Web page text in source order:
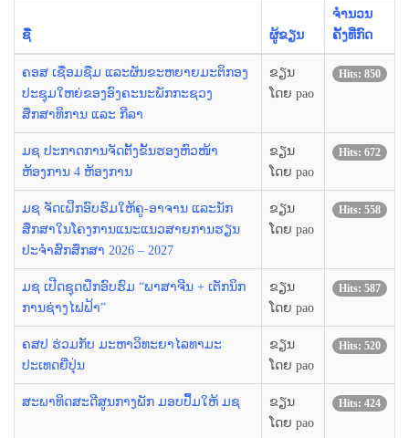
ຊື່ ຜູ້ຂຽນ
ຈຳນວນ
ຄັ້ງທີ່ກົດ
ຄອສ ເຊື່ອມຊືມ ແລະຜັນຂະຫຍາຍມະຕິກອງ
ປະຊຸມໃຫຍ່ຂອງອົງຄະນະພັກກະຊວງ
ສຶກສາທິການ ແລະ ກີລາ
ຂຽນ
ໂດຍ pao
Hits: 850
ມຊ ປະກາດການຈັດຕັ້ງຂັ້ນຮອງຫົວໜ້າ
ຫ້ອງການ 4 ຫ້ອງການ
ຂຽນ
ໂດຍ pao
Hits: 672
ມຊ ຈັດເຝິກອົບຮົມໃຫ້ຄູ-ອາຈານ ແລະນັກ
ສຶກສາໃນໂຄງການແນະແນວສາຍການຮຽນ
ປະຈຳສົກສຶກສາ 2026 – 2027
ຂຽນ
ໂດຍ pao
Hits: 558
ມຊ ເປີດຊຸດຝຶກອົບຮົມ “ພາສາຈີນ + ເຕັກນິກ
ການຊ່າງໄຟຟ້າ”
ຂຽນ
ໂດຍ pao
Hits: 587
ຄສປ ຮ່ວມກັບ ມະຫາວິທະຍາໄລທາມະ
ປະເທດຍີ່ປຸ່ນ
ຂຽນ
ໂດຍ pao
Hits: 520
ສະພາທິດສະດີສູນກາງພັກ ມອບປຶ້ມໃຫ້ ມຊ
ຂຽນ
ໂດຍ pao
Hits: 424